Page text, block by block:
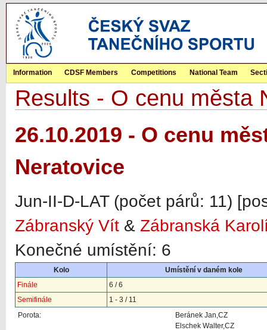
Information CDSF Members Competitions National Team
Results - O cenu města
26.10.2019 - O cenu
Neratovice
Jun-II-D-LAT (počet párů: 11)
Zábranský Vít & Zábranská
Konečné umístění: 6
Kolo
Umístění v daném kole
Finále
6 / 6
Semifinále
1 - 3 / 11
Porota:
Beránek Jan,CZ
Elschek Walter,CZ